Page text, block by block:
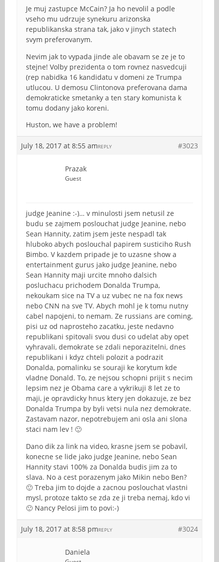
Je muj zastupce McCain? Ja ho nevolil a podle
vseho mu udrzuje synekuru arizonska
republikanska strana tak, jako v jinych statech
svym preferovanym.
Nevim jak to vypada jinde ale obavam se ze je to
stejne! Volby prezidenta o tom rovnez nasvedcuji
(rep nabidka 16 kandidatu v domeni ze Trumpa
utlucou. U demosu Clintonova preferovana dama
demokraticke smetanky a ten stary komunista k
tomu dodany jako koreni.
Huston, we have a problem!
July 18, 2017 at 8:55 am #3023
REPLY
Prazak
Guest
judge Jeanine :-)… v minulosti jsem netusil ze
budu se zajmem poslouchat judge Jeanine, nebo
Sean Hannity, zatim jsem jeste nespadl tak
hluboko abych poslouchal papirem susticiho Rush
Bimbo. V kazdem pripade je to uzasne show a
entertainment gurus jako judge Jeanine, nebo
Sean Hannity maji urcite mnoho dalsich
posluchacu prichodem Donalda Trumpa,
nekoukam sice na TV a uz vubec ne na fox news
nebo CNN na sve TV. Abych mohl je k tomu nutny
cabel napojeni, to nemam. Ze russians are coming,
pisi uz od naprosteho zacatku, jeste nedavno
republikani spitovali svou dusi co udelat aby opet
vyhravali, demokrate se zdali neporazitelni, dnes
republikani i kdyz chteli polozit a podrazit
Donalda, pomalinku se souraji ke korytum kde
vladne Donald. To, ze nejsou schopni prijit s necim
lepsim nez je Obama care a vykrikuji 8 let ze to
maji, je opravdicky hnus ktery jen dokazuje, ze bez
Donalda Trumpa by byli vetsi nula nez demokrate.
Zastavam nazor, nepotrebujem ani osla ani slona
staci nam lev ! 🙂
Dano dik za link na video, krasne jsem se pobavil,
konecne se lide jako judge Jeanine, nebo Sean
Hannity stavi 100% za Donalda budis jim za to
slava. No a cest porazenym jako Mikin nebo Ben?
🙂 Treba jim to dojde a zacnou poslouchat vlastni
mysl, protoze takto se zda ze ji treba nemaj, kdo vi
🙂 Nancy Pelosi jim to povi:-)
July 18, 2017 at 8:58 pm #3024
REPLY
Daniela